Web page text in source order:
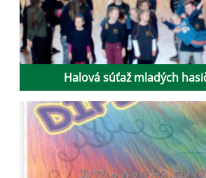
Halová súťaž mladých